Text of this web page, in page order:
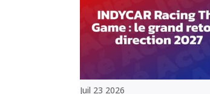
Juil 23 2026